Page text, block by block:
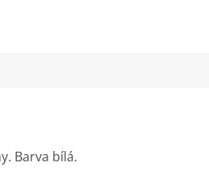
Barva bílá.